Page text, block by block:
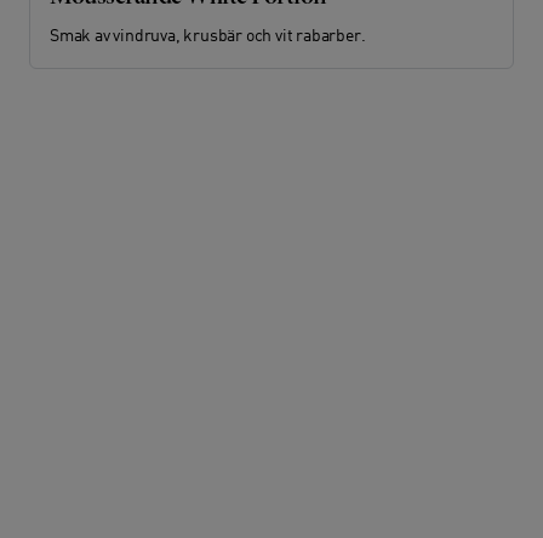
Smak av vindruva, krusbär och vit rabarber.